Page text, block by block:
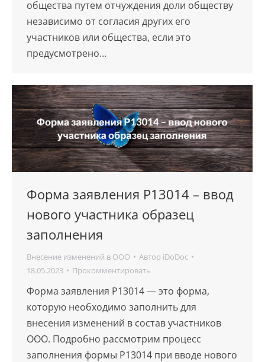
общества путем отчуждения доли обществу
независимо от согласия других его
участников или общества, если это
предусмотрено…
Форма заявления Р13014 – ввод
нового участника образец
заполнения
Внесение изменений в ООО Автор iDoDoc
18.05.2023
Прокомментировать
Форма заявления Р13014 — это форма,
которую необходимо заполнить для
внесения изменений в состав участников
ООО. Подробно рассмотрим процесс
заполнения формы Р13014 при вводе нового